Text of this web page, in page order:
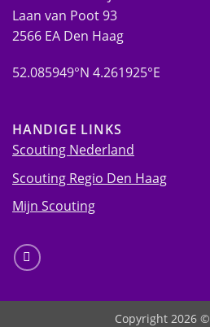
Laan van Poot 93
2566 EA Den Haag
52.085949°N 4.261925°E
HANDIGE LINKS
Scouting Nederland
Scouting Regio Den Haag
Mijn Scouting
Copyright 2026 ©